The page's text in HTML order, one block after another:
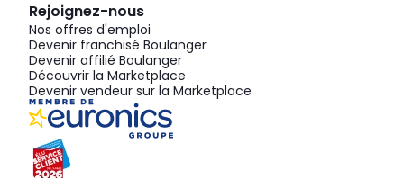
Rejoignez-nous
Nos offres d'emploi
Devenir franchisé Boulanger
Devenir affilié Boulanger
Découvrir la Marketplace
Devenir vendeur sur la Marketplace